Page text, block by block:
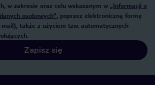
w zakresie oraz celu wskazanym w „Informacji o
osobowych”, poprzez elektroniczną formę
także z użyciem tzw. automatycznych
Zapisz się